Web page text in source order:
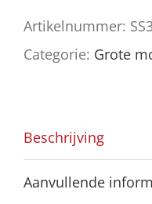
AMY
aantal
Artikelnummer:
Categorie: Grote
Beschrijving
Aanvullende